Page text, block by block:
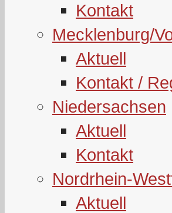
Kontakt
Mecklenburg/
Aktuell
Kontakt /
Niedersachsen
Aktuell
Kontakt
Nordrhein-
Aktuell